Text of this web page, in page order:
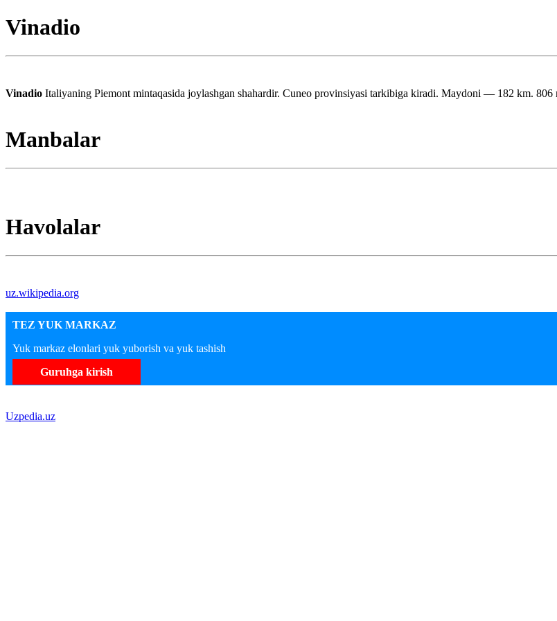
Vinadio
Vinadio Italiyaning Piemont mintaqasida joylashgan shahardir. Cuneo provinsiyasi tarkibiga kiradi. Maydoni — 182 km. 806
Manbalar
Havolalar
uz.wikipedia.org
TEZ YUK MARKAZ
Yuk markaz elonlari yuk yuborish va yuk tashish
Guruhga kirish
Uzpedia.uz